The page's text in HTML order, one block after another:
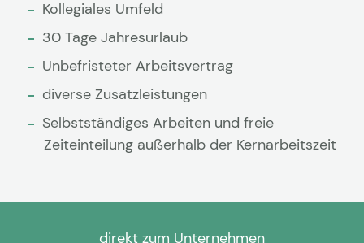
Kollegiales Umfeld
30 Tage Jahresurlaub
Unbefristeter Arbeitsvertrag
diverse Zusatzleistungen
Selbstständiges Arbeiten und freie
Zeiteinteilung außerhalb der Kernarbeitszeit
direkt zum Unternehmen